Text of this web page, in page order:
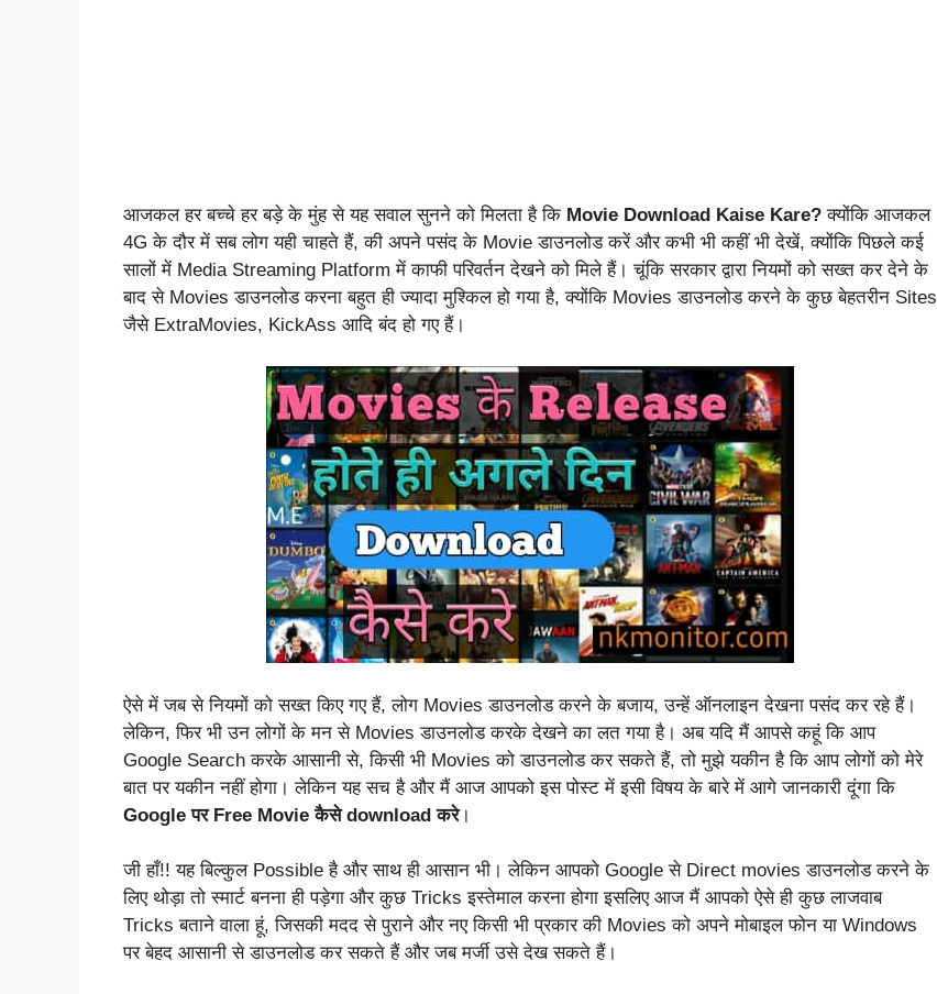
आजकल हर बच्चे हर बड़े के मुंह से यह सवाल सुनने को मिलता है कि Movie Download Kaise Kare? क्योंकि आजकल
4G के दौर में सब लोग यही चाहते हैं, की अपने पसंद के Movie डाउनलोड करें और कभी भी कहीं भी देखें, क्योंकि पिछले कई
सालों में Media Streaming Platform में काफी परिवर्तन देखने को मिले हैं। चूंकि सरकार द्वारा नियमों को सख्त कर देने के
बाद से Movies डाउनलोड करना बहुत ही ज्यादा मुश्किल हो गया है, क्योंकि Movies डाउनलोड करने के कुछ बेहतरीन Sites
जैसे ExtraMovies, KickAss आदि बंद हो गए हैं।
ऐसे में जब से नियमों को सख्त किए गए हैं, लोग Movies डाउनलोड करने के बजाय, उन्हें ऑनलाइन देखना पसंद कर रहे हैं।
लेकिन, फिर भी उन लोगों के मन से Movies डाउनलोड करके देखने का लत गया है। अब यदि मैं आपसे कहूं कि आप
Google Search करके आसानी से, किसी भी Movies को डाउनलोड कर सकते हैं, तो मुझे यकीन है कि आप लोगों को मेरे
बात पर यकीन नहीं होगा। लेकिन यह सच है और मैं आज आपको इस पोस्ट में इसी विषय के बारे में आगे जानकारी दूंगा कि
Google पर Free Movie कैसे download करे।
जी हाँ!! यह बिल्कुल Possible है और साथ ही आसान भी। लेकिन आपको Google से Direct movies डाउनलोड करने के
लिए थोड़ा तो स्मार्ट बनना ही पड़ेगा और कुछ Tricks इस्तेमाल करना होगा इसलिए आज मैं आपको ऐसे ही कुछ लाजवाब
Tricks बताने वाला हूं, जिसकी मदद से पुराने और नए किसी भी प्रकार की Movies को अपने मोबाइल फोन या Windows
पर बेहद आसानी से डाउनलोड कर सकते हैं और जब मर्जी उसे देख सकते हैं।